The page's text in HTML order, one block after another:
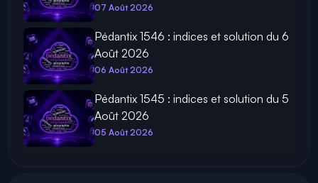
07 Août 2026
Pédantix 1546 : indices et solution du 6
Août 2026
06 Août 2026
Pédantix 1545 : indices et solution du 5
Août 2026
05 Août 2026